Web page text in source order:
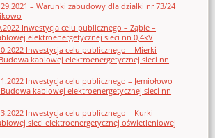
– Warunki zabudowy dla działki nr 73/24
Inwestycja celu publicznego – Ząbie –
elektroenergetycznej sieci nn 0,4kV
Inwestycja celu publicznego – Mierki
kablowej elektroenergetycznej sieci nn
Inwestycja celu publicznego – Jemiołowo
kablowej elektroenergetycznej sieci nn
Inwestycja celu publicznego – Kurki –
sieci elektroenergetycznej oświetleniowej